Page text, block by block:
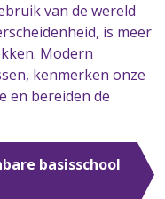
van de wereld
is meer
Modern
kenmerken onze
en bereiden de
basisschool